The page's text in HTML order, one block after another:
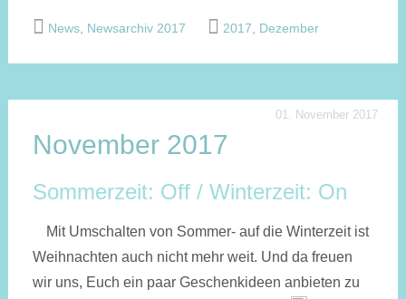
News, Newsarchiv 2017 2017 Dezember
01. November 2017
November 2017
Sommerzeit: Off / Winterzeit: On
Mit Umschalten von Sommer- auf die Winterzeit ist
Weihnachten auch nicht mehr weit. Und da freuen
wir uns, Euch ein paar Geschenkideen anbieten zu